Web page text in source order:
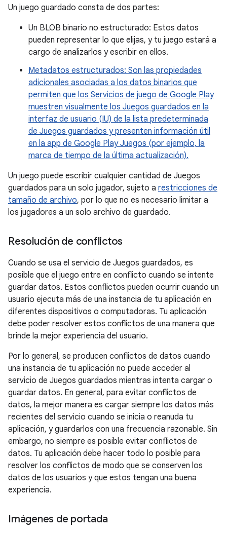
Un juego guardado consta de dos partes:
Un BLOB binario no estructurado: Estos datos
pueden representar lo que elijas, y tu juego estará a
cargo de analizarlos y escribir en ellos.
Metadatos estructurados: Son las propiedades
adicionales asociadas a los datos binarios que
permiten que los Servicios de juego de Google Play
muestren visualmente los Juegos guardados en la
interfaz de usuario (IU) de la lista predeterminada
de Juegos guardados y presenten información útil
en la app de Google Play Juegos (por ejemplo, la
marca de tiempo de la última actualización).
Un juego puede escribir cualquier cantidad de Juegos
guardados para un solo jugador, sujeto a restricciones de
tamaño de archivo, por lo que no es necesario limitar a
los jugadores a un solo archivo de guardado.
Resolución de conflictos
Cuando se usa el servicio de Juegos guardados, es
posible que el juego entre en conflicto cuando se intente
guardar datos. Estos conflictos pueden ocurrir cuando un
usuario ejecuta más de una instancia de tu aplicación en
diferentes dispositivos o computadoras. Tu aplicación
debe poder resolver estos conflictos de una manera que
brinde la mejor experiencia del usuario.
Por lo general, se producen conflictos de datos cuando
una instancia de tu aplicación no puede acceder al
servicio de Juegos guardados mientras intenta cargar o
guardar datos. En general, para evitar conflictos de
datos, la mejor manera es cargar siempre los datos más
recientes del servicio cuando se inicia o reanuda tu
aplicación, y guardarlos con una frecuencia razonable. Sin
embargo, no siempre es posible evitar conflictos de
datos. Tu aplicación debe hacer todo lo posible para
resolver los conflictos de modo que se conserven los
datos de los usuarios y que estos tengan una buena
experiencia.
Imágenes de portada